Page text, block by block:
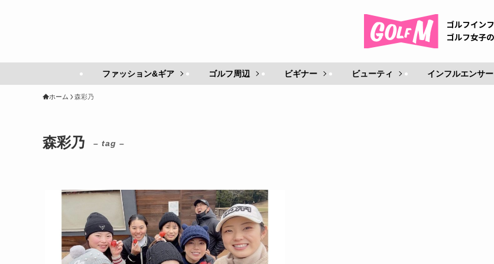
ファッション&ギア ゴルフ周辺 ビギナー ビューティ インフルエンサー
ホーム 森彩乃
森彩乃 – tag –